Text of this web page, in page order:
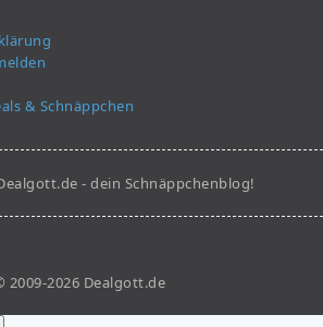
& Schnäppchen
- dein Schnäppchenblog!
2009-2026 Dealgott.de